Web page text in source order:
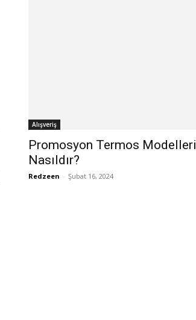
Alışveriş
Promosyon Termos Modelleri
Nasıldır?
Redzeen - Şubat 16, 2024